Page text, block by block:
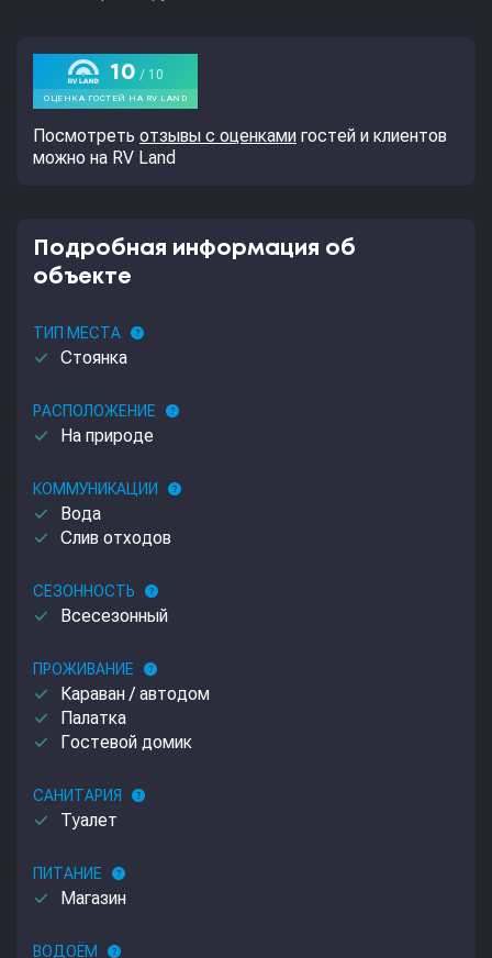
Посмотреть отзывы с оценками гостей и клиентов
можно на RV Land
Подробная информация об
объекте
ТИП МЕСТА help
done Стоянка
РАСПОЛОЖЕНИЕ help
done На природе
КОММУНИКАЦИИ help
done Вода
done Слив отходов
СЕЗОННОСТЬ help
done Всесезонный
ПРОЖИВАНИЕ help
done Караван / автодом
done Палатка
done Гостевой домик
САНИТАРИЯ help
done Туалет
ПИТАНИЕ help
done Магазин
ВОДОЁМ help